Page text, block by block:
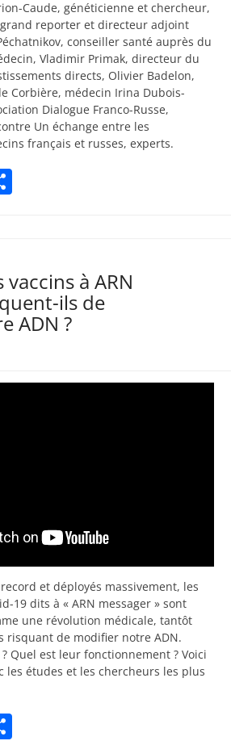
Caude, généticienne et chercheur,
grand reporter et directeur adjoint
conseiller santé auprès du
Vladimir Primak, directeur du
directs, Olivier Badelon,
Corbière, médecin Irina Dubois-
Dialogue Franco-Russe,
Un échange entre les
français et russes, experts.
vaccins à ARN
ils de
ADN ?
et déployés massivement, les
19 dits à « ARN messager » sont
une révolution médicale, tantôt
risquant de modifier notre ADN.
Quel est leur fonctionnement ? Voici
les études et les chercheurs les plus